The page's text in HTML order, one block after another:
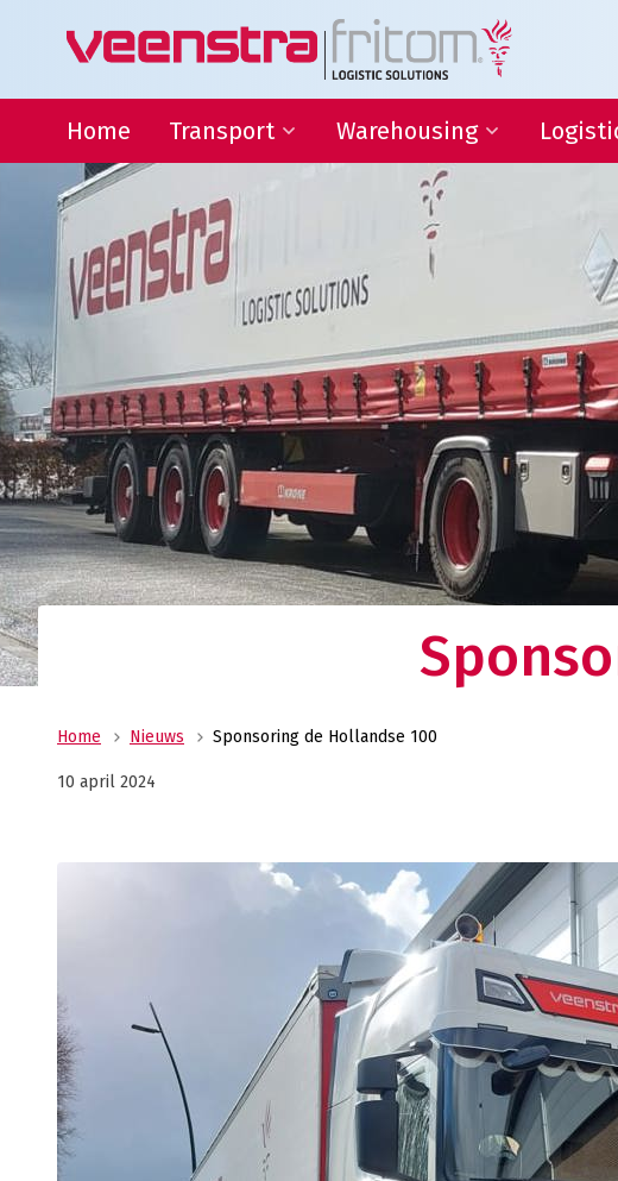
Home Transport
Internationaal transport
Transport Frankrijk
Transport Duitsland
Forwarding
Afwijkende maten transport
Transport gevaarlijke stoffen
Thermo transport
Warehousing
Warehousing
Locatie Heeg
Locatie Deventer
Supplier
E-
IT-
Logistic
Geen
Home Nieuws Sponsoring de Hollandse 100
10 april 2024